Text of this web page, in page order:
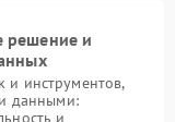
решение и
и инструментов,
данными:
и